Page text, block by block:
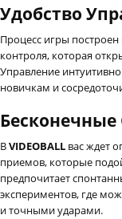
Удобство
Процесс игры
контроля, которая
Управление
новичкам и
Бесконечные
ВVIDEOBALL вас ждет
приемов, которые
предпочитает
экспериментов, где
и точными ударами.